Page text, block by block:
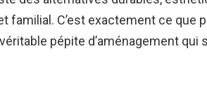
familial. C’est exactement ce que
pépite d’aménagement qui